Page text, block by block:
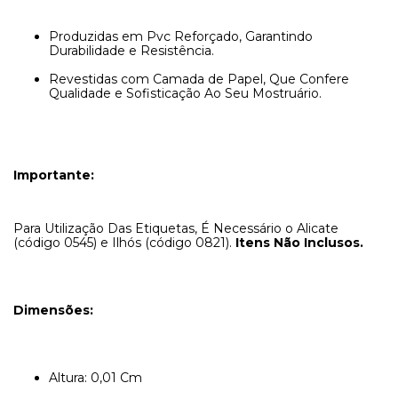
Produzidas em Pvc Reforçado, Garantindo
Durabilidade e Resistência.
Revestidas com Camada de Papel, Que Confere
Qualidade e Sofisticação Ao Seu Mostruário.
Importante:
Para Utilização Das Etiquetas, É Necessário o Alicate
(código 0545) e Ilhós (código 0821). Itens Não Inclusos.
Dimensões:
Altura: 0,01 Cm